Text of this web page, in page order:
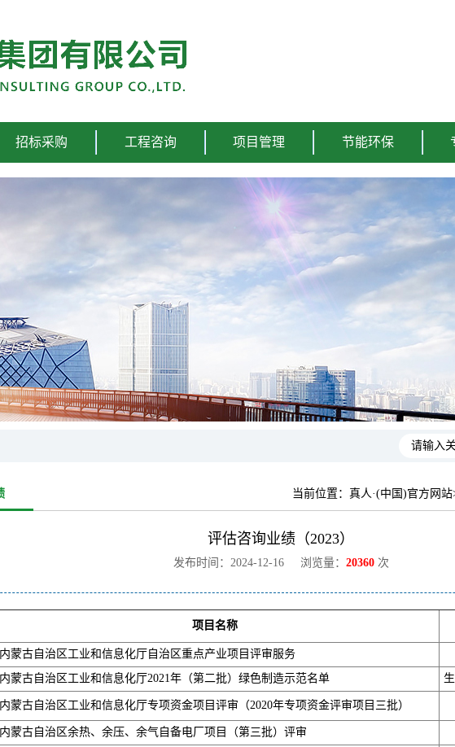
招标采购 工程咨询 项目管理 节能环保
当前位置： 真人·(中国)官方网站
评估咨询业绩（2023）
发布时间：2024-12-16 浏览量： 20360次
项目名称
内蒙古自治区工业和信息化厅自治区重点产业项目评审服务
内蒙古自治区工业和信息化厅2021年（第二批）绿色制造示范名单
内蒙古自治区工业和信息化厅专项资金项目评审（2020年专项资金评审项目三批）
内蒙古自治区余热、余压、余气自备电厂项目（第三批）评审